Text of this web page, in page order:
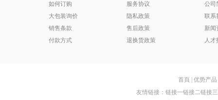
如何订购
大包装询价
销售条款
付款方式
服务协议
隐私政策
售后政策
退换货政策
公司
联系
新闻
人才
首頁 优势产品
友情链接： 链接一链接二链接三